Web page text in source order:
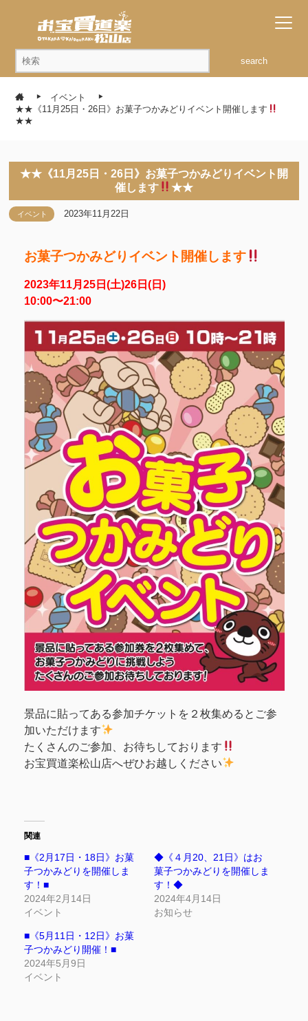
search
イベント
★★《11月25日・26日》お菓子つかみどりイベント開催します
★★
★★《11月25日・26日》お菓子つかみどりイベント開
催します
★★
イベント 2023年11月22日
お菓子つかみどりイベント開催します
2023年11月25日(土)26日(日)
10:00〜21:00
景品に貼ってある参加チケットを２枚集めるとご参
加いただけます
たくさんのご参加、お待ちしております
お宝買道楽松山店へぜひお越しください
関連
■《2月17日・18日》お菓
子つかみどりを開催しま
す！■
2024年2月14日
イベント
◆《４月20、21日》はお
菓子つかみどりを開催しま
す！◆
2024年4月14日
お知らせ
■《5月11日・12日》お菓
子つかみどり開催！■
2024年5月9日
イベント